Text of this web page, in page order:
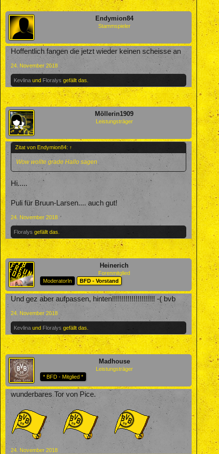
Endymion84
Stammspieler
Hoffentlich fangen die jetzt wieder keinen scheisse an
24. November 2018
Kevlina und Floralys gefällt das.
Möllerin1909
Leistungsträger
Zitat von Endymion84: ↑
Wow wollte grade Hallo sagen
Hi.....
Puli für Bruun-Larsen.... auch gut!
24. November 2018
Floralys gefällt das.
Heinerich
Forenmitglied
ModeratorIn
BFD - Vorstand
Und gez aber aufpassen, hinten!!!!!!!!!!!!!!!!!!!!!! -( bvb
24. November 2018
Kevlina und Floralys gefällt das.
Madhouse
Leistungsträger
* BFD - Mitglied *
wunderbares Tor von Pice.
24. November 2018